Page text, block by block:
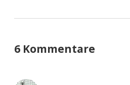
6 Kommentare